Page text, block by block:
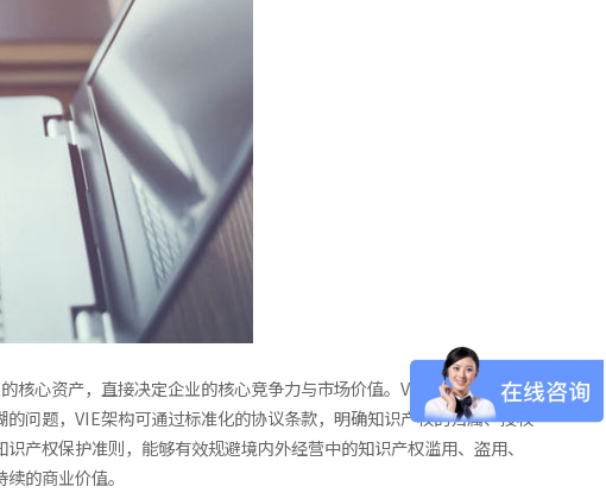
核心资产，直接决定企业的核心竞争力与市场价值。VIE架构通过境外
问题，VIE架构可通过标准化的协议条款，明确知识产权的归属、授权
产权保护准则，能够有效规避境内外经营中的知识产权滥用、盗用、
的商业价值。